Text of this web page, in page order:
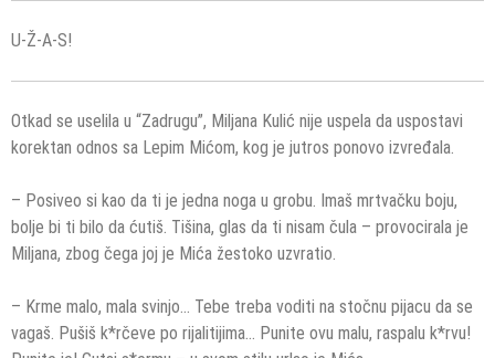
U-Ž-A-S!
Otkad se uselila u “Zadrugu”, Miljana Kulić nije uspela da uspostavi
korektan odnos sa Lepim Mićom, kog je jutros ponovo izvređala.
– Posiveo si kao da ti je jedna noga u grobu. Imaš mrtvačku boju,
bolje bi ti bilo da ćutiš. Tišina, glas da ti nisam čula – provocirala je
Miljana, zbog čega joj je Mića žestoko uzvratio.
– Krme malo, mala svinjo… Tebe treba voditi na stočnu pijacu da se
vagaš. Pušiš k*rčeve po rijalitijima… Punite ovu malu, raspalu k*rvu!